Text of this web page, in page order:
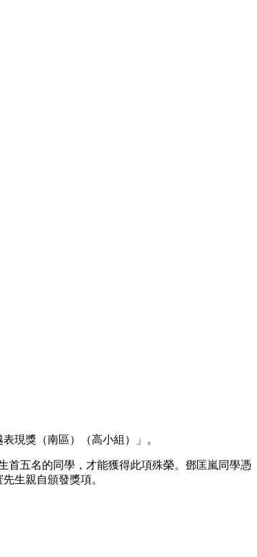
現獎（南區）（高小組）」。
首五名的同學，才能獲得此項殊榮。鄧匡嵐同學憑
生親自頒發獎項。